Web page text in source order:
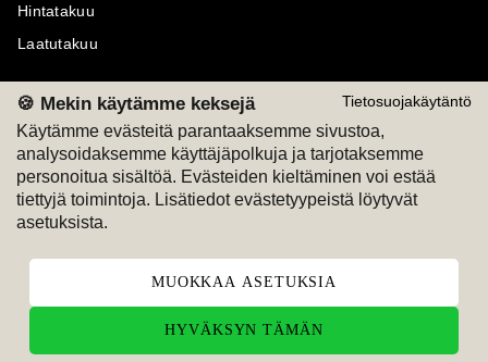
Tietosuojakäytäntö
🍪 Mekin käytämme keksejä
Käytämme evästeitä parantaaksemme sivustoa,
analysoidaksemme käyttäjäpolkuja ja tarjotaksemme
personoitua sisältöä. Evästeiden kieltäminen voi estää
tiettyjä toimintoja. Lisätiedot evästetyypeistä löytyvät
asetuksista.
MUOKKAA ASETUKSIA
HYVÄKSYN TÄMÄN
Hintatakuu
Laatutakuu
Maksutavat
M
Seuraa meitä